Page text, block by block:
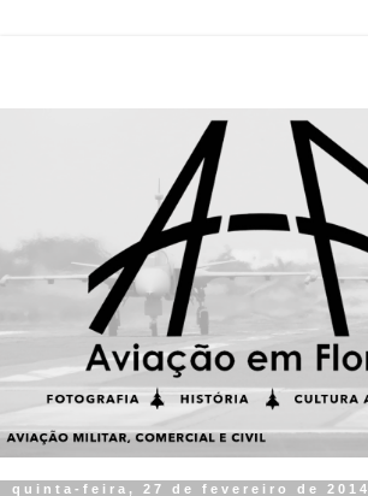
quinta-feira, 27 de fevereiro de 2014